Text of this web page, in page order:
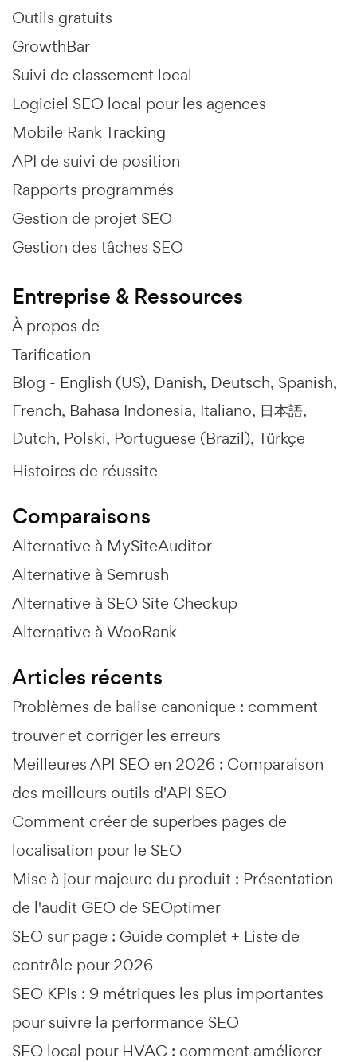
Outils gratuits
GrowthBar
Suivi de classement local
Logiciel SEO local pour les agences
Mobile Rank Tracking
API de suivi de position
Rapports programmés
Gestion de projet SEO
Gestion des tâches SEO
Entreprise & Ressources
À propos de
Tarification
Blog - English (US) Danish Deutsch Spanish
French Bahasa Indonesia Italiano 日本語
Dutch Polski Portuguese (Brazil) Türkçe
Histoires de réussite
Comparaisons
Alternative à MySiteAuditor
Alternative à Semrush
Alternative à SEO Site Checkup
Alternative à WooRank
Articles récents
Problèmes de balise canonique : comment
trouver et corriger les erreurs
Meilleures API SEO en 2026 : Comparaison
des meilleurs outils d'API SEO
Comment créer de superbes pages de
localisation pour le SEO
Mise à jour majeure du produit : Présentation
de l'audit GEO de SEOptimer
SEO sur page : Guide complet + Liste de
contrôle pour 2026
SEO KPIs : 9 métriques les plus importantes
pour suivre la performance SEO
SEO local pour HVAC : comment améliorer